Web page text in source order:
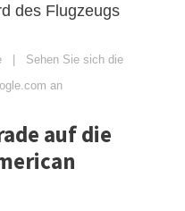
des Flugzeugs
| Sehen Sie sich die
an
auf die